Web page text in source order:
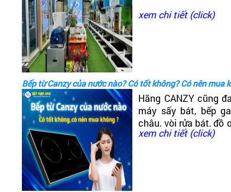
xem chi tiết (click)
Bếp từ Canzy của nước nào? Có tốt không? Có nên mua
Hãng CANZY cũng
máy sấy bát, bếp
chậu, vòi rửa bát, đồ
có dòng bếp từ
xem chi tiết (click)